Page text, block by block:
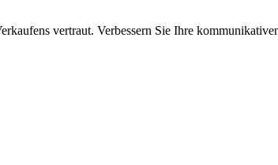
vertraut. Verbessern Sie Ihre